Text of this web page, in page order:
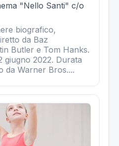
"Nello Santi" c/o
biografico,
da Baz
Butler e Tom Hanks.
giugno 2022. Durata
da Warner Bros....